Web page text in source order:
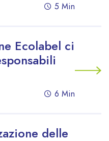
5 Min
Ecolabel ci
6 Min
delle